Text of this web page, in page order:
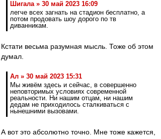
Шигала » 30 май 2023 16:09
легче всех загнать на стадион бесплатно, а
потом продовать шоу дорого по тв
диванникам.
Кстати весьма разумная мысль. Тоже об этом
думал.
Ал » 30 май 2023 15:31
Мы живём здесь и сейчас, в совершенно
неповторимых условиях современной
реальности. Ни нашим отцам, ни нашим
дедам не приходилось сталкиваться с
нынешними вызовами.
А вот это абсолютно точно. Мне тоже кажется,